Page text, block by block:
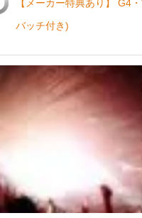
【メーカー特典あり】 G4
バッチ付き)